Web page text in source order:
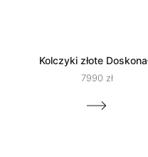
Kolczyki złote
7990 zł